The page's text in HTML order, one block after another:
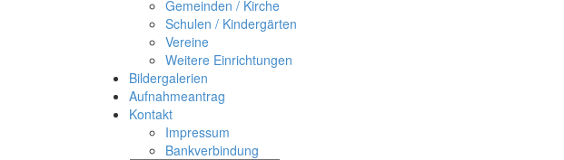
Gemeinden / Kirche
Schulen / Kindergärten
Vereine
Weitere Einrichtungen
Bildergalerien
Aufnahmeantrag
Kontakt
Impressum
Bankverbindung